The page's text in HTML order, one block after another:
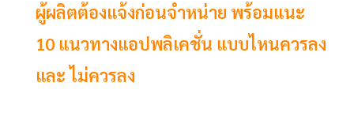
ผู้ผลิตต้องแจ้งก่อนจำหน่าย พร้อมแนะ
10 แนวทางแอปพลิเคชั่น แบบไหนควรลง
และ ไม่ควรลง